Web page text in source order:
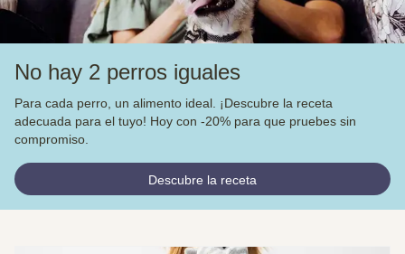
No hay 2 perros iguales
Para cada perro, un alimento ideal. ¡Descubre la receta
adecuada para el tuyo! Hoy con -20% para que pruebes sin
compromiso.
Descubre la receta